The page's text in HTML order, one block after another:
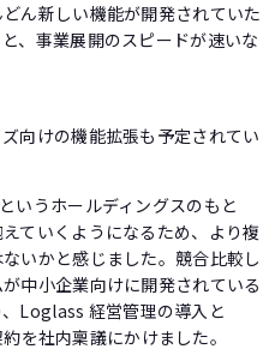
ん新しい機能が開発されていた
、事業展開のスピードが速いな
向けの機能拡張も予定されてい
いうホールディングスのもと
ていくようになるため、より複
いかと感じました。競合比較し
中小企業向けに開発されている
Loglass 経営管理の導入と
を社内稟議にかけました。